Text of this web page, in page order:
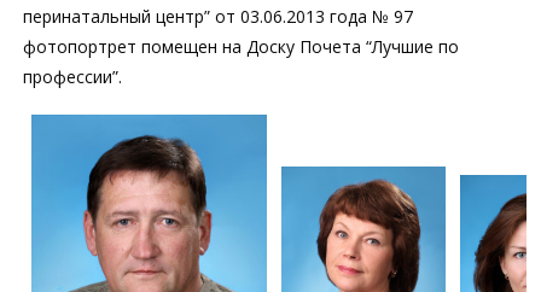
перинатальный центр” от 03.06.2013 года № 97
фотопортрет помещен на Доску Почета “Лучшие по
профессии”.